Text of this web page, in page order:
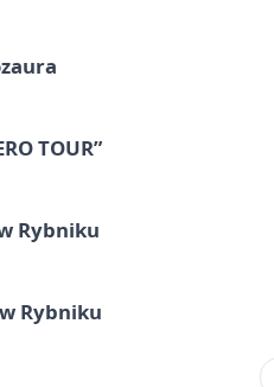
TOUR”
Rybniku
Rybniku